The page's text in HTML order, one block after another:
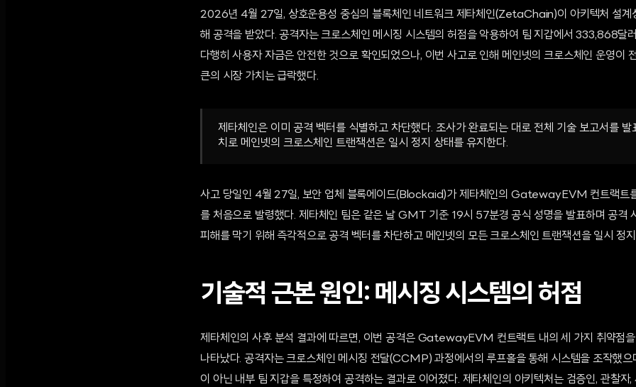
2026년 4월 27일, 상호운용성 중심의 블록체인 네트워크 제타체인(ZetaChain)이 아키텍처 설계
해 공격을 받았다. 공격자는 크로스체인 메시징 시스템의 허점을 악용하여 팀 지갑에서 333,868달
다행히 사용자 자금은 안전한 것으로 확인되었으나, 이번 사고로 인해 메인넷의 크로스체인 운영이
큰의 시장 가치는 급락했다.
제타체인은 이미 공격 벡터를 식별하고 차단했다. 조사가 완료되는 대로 전체 기술 보고서를 발
치로 메인넷의 크로스체인 트랜잭션은 일시 정지 상태를 유지한다.
사고 당일인 4월 27일, 보안 업체 블록에이드(Blockaid)가 제타체인의 GatewayEVM 컨트랙트
를 처음으로 발령했다. 제타체인 팀은 같은 날 GMT 기준 19시 57분경 공식 성명을 발표하며 공격
피해를 막기 위해 즉각적으로 공격 벡터를 차단하고 메인넷의 모든 크로스체인 트랜잭션을 일시 정
기술적 근본 원인: 메시징 시스템의 허점
제타체인의 사후 분석 결과에 따르면, 이번 공격은 GatewayEVM 컨트랙트 내의 세 가지 취약점
나타났다. 공격자는 크로스체인 메시징 전달(CCMP) 과정에서의 루프홀을 통해 시스템을 조작했으
이 아닌 내부 팀 지갑을 특정하여 공격하는 결과로 이어졌다. 제타체인의 아키텍처는 검증인, 관찰자